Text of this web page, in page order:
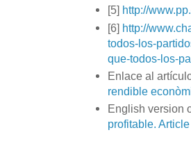
[5] http://
[6] http://
todos-los-
que-todos-los-
Enlace al
rendible
English version
profitable.